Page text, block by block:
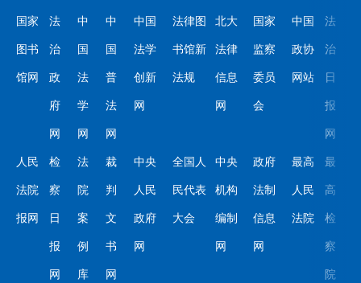
国家
图书
馆网
法
治
政
府
网
中
国
法
学
网
中
国
普
法
网
中国
法学
创新
网
法律图
书馆新
法规
北大
法律
信息
网
国家
监察
委员
会
中国
政协
网站
法
治
日
报
网
人民
法院
报网
检
察
日
报
网
法
院
案
例
库
裁
判
文
书
网
中央
人民
政府
网
全国人
民代表
大会
中央
机构
编制
网
政府
法制
信息
网
最高
人民
法院
最
高
检
察
院